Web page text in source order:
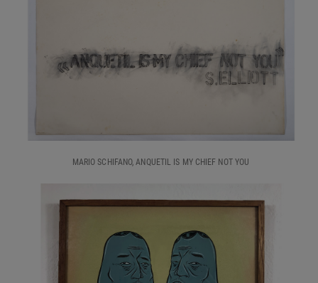
MARIO SCHIFANO, ANQUETIL IS MY CHIEF NOT YOU